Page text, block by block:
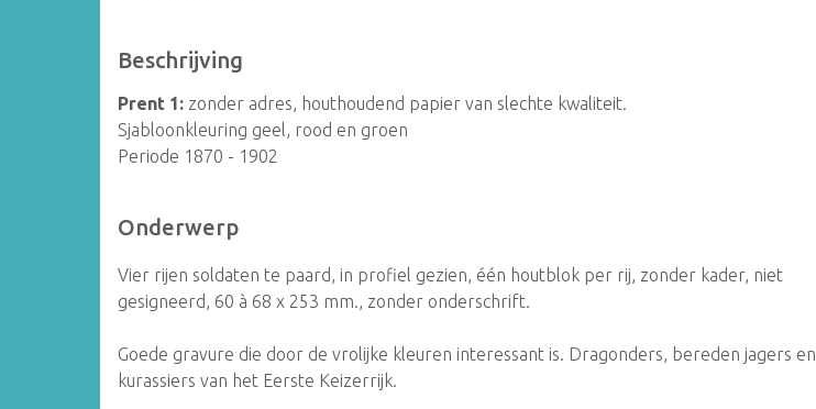
Beschrijving
Prent 1: zonder adres, houthoudend papier van slechte kwaliteit.
Sjabloonkleuring geel, rood en groen
Periode 1870 - 1902
Onderwerp
Vier rijen soldaten te paard, in profiel gezien, één houtblok per rij, zonder kader, niet
gesigneerd, 60 à 68 x 253 mm., zonder onderschrift.
Goede gravure die door de vrolijke kleuren interessant is. Dragonders, bereden jagers en
kurassiers van het Eerste Keizerrijk.